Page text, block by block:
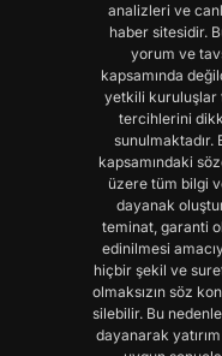
analizleri ve
haber sitesidir.
yorum ve
kapsamında
yetkili kuruluşlar
tercihlerini
kapsamındaki
üzere tüm bilgi
dayanak
teminat, garanti
edinilmesi
hiçbir şekil ve
olmaksızın söz
silebilir. Bu
dayanarak